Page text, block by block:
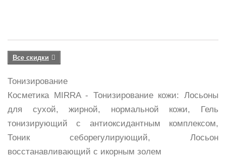
Все скидки
Тонизирование
Косметика MIRRA - Тонизирование кожи: Лосьоны
для сухой, жирной, нормальной кожи, Гель
тонизирующий с антиоксидантным комплексом,
Тоник себорегулирующий, Лосьон
восстанавливающий с икорным золем